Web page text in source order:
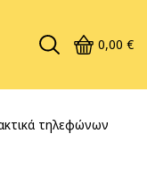
0,00 €
τηλεφώνων